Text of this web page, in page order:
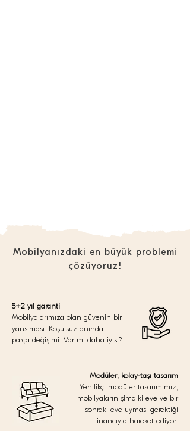
Mobilyanızdaki en büyük problemi
çözüyoruz!
5+2 yıl garanti
Mobilyalarımıza olan güvenin bir
yansıması. Koşulsuz anında
parça değişimi. Var mı daha iyisi?
Modüler, kolay-taşı tasarım
Yenilikçi modüler tasarımımız,
mobilyaların şimdiki eve ve bir
sonraki eve uyması gerektiği
inancıyla hareket ediyor.